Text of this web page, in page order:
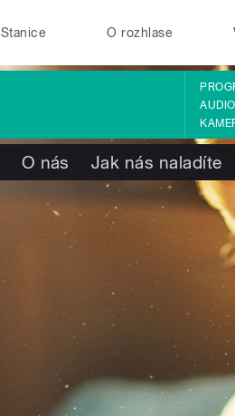
Stanice O rozhlase
O nás Jak nás naladíte